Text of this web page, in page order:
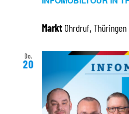
Markt Ohrdruf, Thüringen
Do.
20